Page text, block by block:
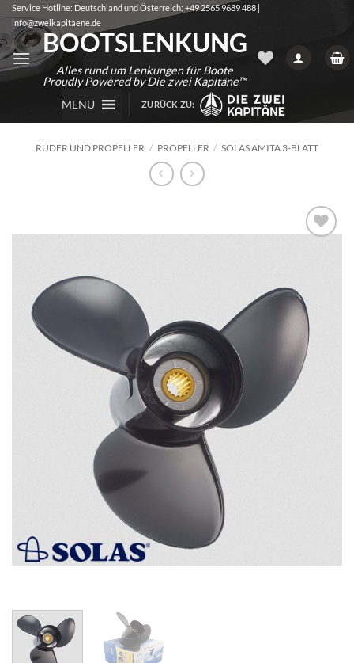
Zum
Inhalt
springen
Service Hotline: Deutschland und Österreich: +49 2565 9689 488 |
info@zweikapitaene.de
BOOTSLENKUNG
Alles rund um Lenkungen für Boote
Proudly Powered by Die zwei Kapitäne™
MENU
ZURÜCK ZU:
RUDER UND PROPELLER / PROPELLER / SOLAS AMITA 3-BLATT